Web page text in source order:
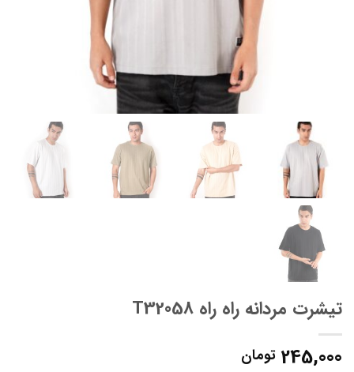
تیشرت مردانه راه راه T32058
245,000 تومان